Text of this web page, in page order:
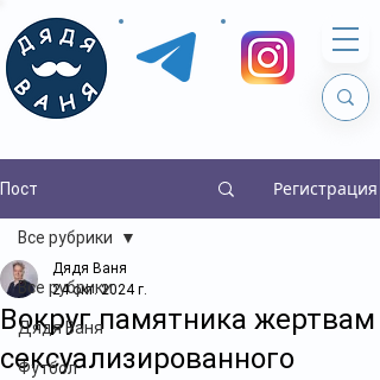
Пост Регистрация
Все рубрики
Дядя Ваня
Футбол
Все рубрики
Вокруг памятника жертвам
сексуализированного
Дядя Ваня
24 окт. 2024 г.